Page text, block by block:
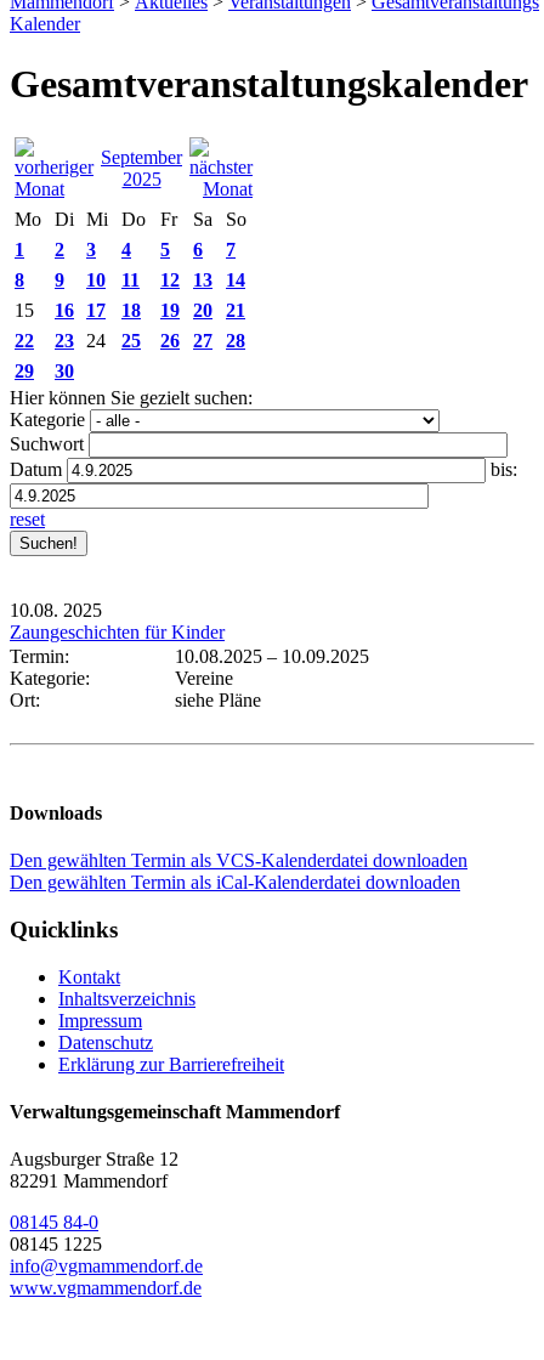
Kalender
Gesamtveranstaltungskalender
September
2025
Mo
Di Mi Do Fr Sa
So
1
2 3 4 5 6
7
8
9 10 11 12 13
14
15
16 17 18 19 20
21
22
23 24 25 26 27
28
29
30
Hier können Sie gezielt suchen:
Kategorie
Suchwort
Datum
bis:
reset
10.08. 2025
Zaungeschichten für Kinder
Termin:
10.08.2025 – 10.09.2025
Kategorie:
Vereine
Ort:
siehe Pläne
Downloads
Den gewählten Termin als VCS-Kalenderdatei downloaden
Den gewählten Termin als iCal-Kalenderdatei downloaden
Quicklinks
Kontakt
Inhaltsverzeichnis
Impressum
Datenschutz
Erklärung zur Barrierefreiheit
Verwaltungsgemeinschaft Mammendorf
Augsburger Straße 12
82291 Mammendorf
08145 84-0
08145 1225
info@vgmammendorf.de
www.vgmammendorf.de